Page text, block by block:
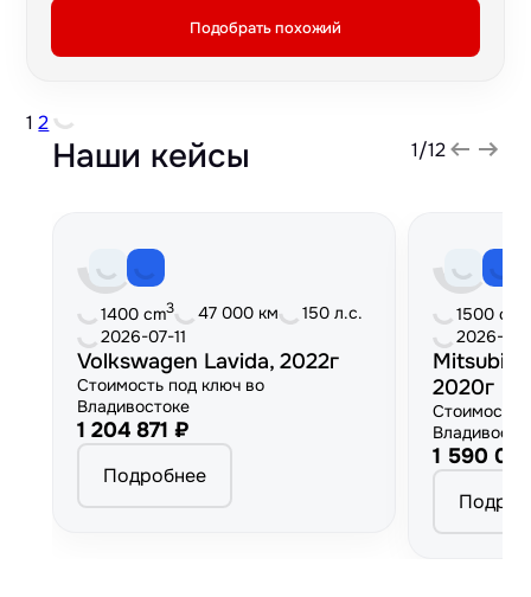
Подобрать похожий
1 2
Наши кейсы 1/12
1400 cm3 47 000 км
150 л.с.
2026-07-11
Volkswagen Lavida, 2022г
Стоимость под ключ во
Владивостоке
1 204 871 ₽
Подробнее
1500 cm
2026-
2020г
Стоимость
1 590